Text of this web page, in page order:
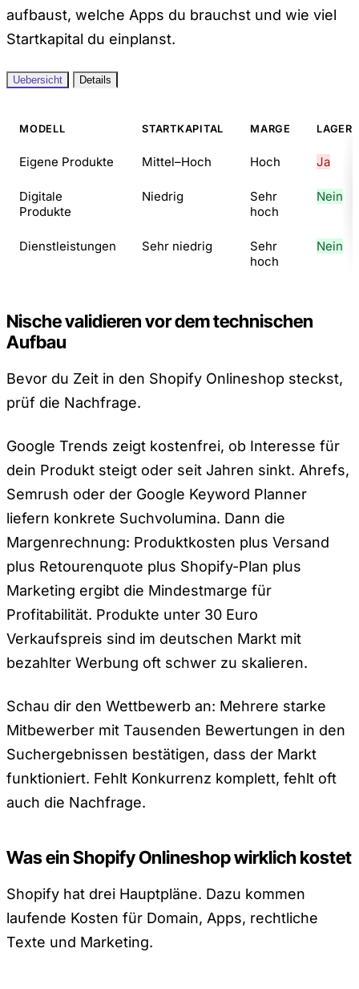
aufbaust, welche Apps du brauchst und wie viel
Startkapital du einplanst.
Uebersicht Details
MODELL STARTKAPITAL MARGE LAGER
Eigene Produkte Mittel–Hoch Hoch Ja
Digitale
Produkte
Niedrig
Sehr
hoch
Nein
Dienstleistungen Sehr niedrig
Sehr
hoch
Nein
Nische validieren vor dem technischen
Aufbau
Bevor du Zeit in den Shopify Onlineshop steckst,
prüf die Nachfrage.
Google Trends zeigt kostenfrei, ob Interesse für
dein Produkt steigt oder seit Jahren sinkt. Ahrefs,
Semrush oder der Google Keyword Planner
liefern konkrete Suchvolumina. Dann die
Margenrechnung: Produktkosten plus Versand
plus Retourenquote plus Shopify-Plan plus
Marketing ergibt die Mindestmarge für
Profitabilität. Produkte unter 30 Euro
Verkaufspreis sind im deutschen Markt mit
bezahlter Werbung oft schwer zu skalieren.
Schau dir den Wettbewerb an: Mehrere starke
Mitbewerber mit Tausenden Bewertungen in den
Suchergebnissen bestätigen, dass der Markt
funktioniert. Fehlt Konkurrenz komplett, fehlt oft
auch die Nachfrage.
Was ein Shopify Onlineshop wirklich kostet
Shopify hat drei Hauptpläne. Dazu kommen
laufende Kosten für Domain, Apps, rechtliche
Texte und Marketing.